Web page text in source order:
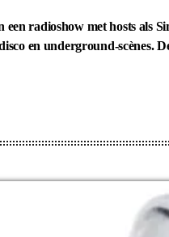
radioshow met hosts als
en underground‑scènes.